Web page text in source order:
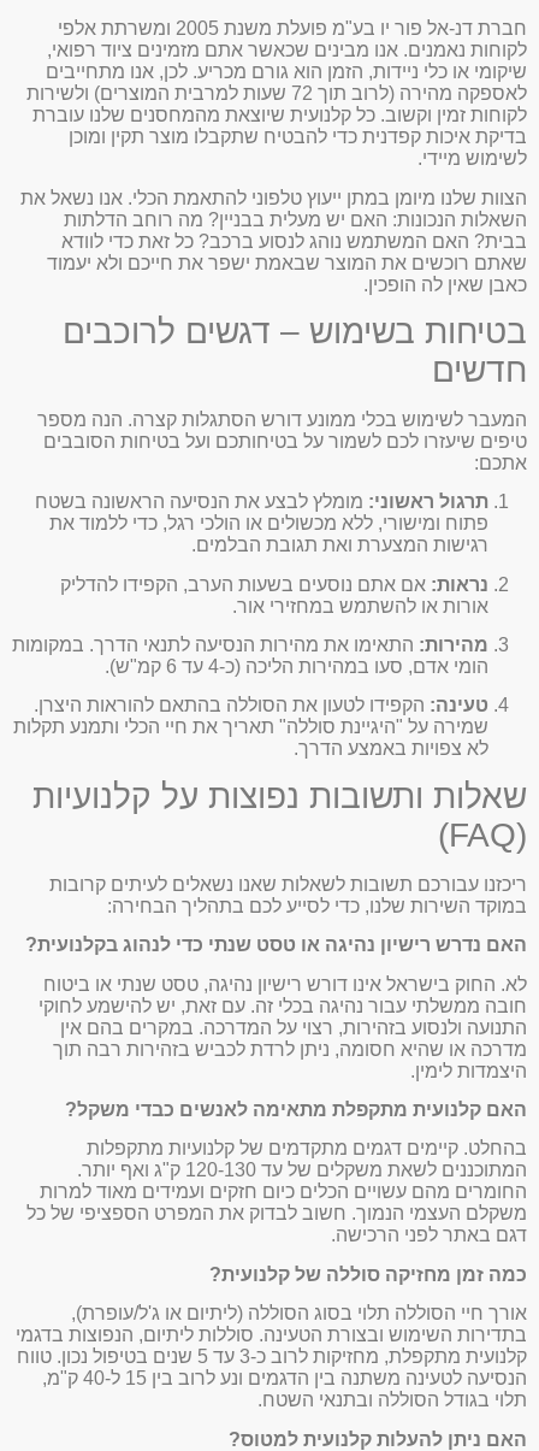
חברת דנ-אל פור יו בע"מ פועלת משנת 2005 ומשרתת אלפי
לקוחות נאמנים. אנו מבינים שכאשר אתם מזמינים ציוד רפואי,
שיקומי או כלי ניידות, הזמן הוא גורם מכריע. לכן, אנו מתחייבים
לאספקה מהירה (לרוב תוך 72 שעות למרבית המוצרים) ולשירות
לקוחות זמין וקשוב. כל קלנועית שיוצאת מהמחסנים שלנו עוברת
בדיקת איכות קפדנית כדי להבטיח שתקבלו מוצר תקין ומוכן
לשימוש מיידי.
הצוות שלנו מיומן במתן ייעוץ טלפוני להתאמת הכלי. אנו נשאל את
השאלות הנכונות: האם יש מעלית בבניין? מה רוחב הדלתות
בבית? האם המשתמש נוהג לנסוע ברכב? כל זאת כדי לוודא
שאתם רוכשים את המוצר שבאמת ישפר את חייכם ולא יעמוד
כאבן שאין לה הופכין.
בטיחות בשימוש – דגשים לרוכבים
חדשים
המעבר לשימוש בכלי ממונע דורש הסתגלות קצרה. הנה מספר
טיפים שיעזרו לכם לשמור על בטיחותכם ועל בטיחות הסובבים
אתכם:
תרגול ראשוני: מומלץ לבצע את הנסיעה הראשונה בשטח
פתוח ומישורי, ללא מכשולים או הולכי רגל, כדי ללמוד את
רגישות המצערת ואת תגובת הבלמים.
נראות: אם אתם נוסעים בשעות הערב, הקפידו להדליק
אורות או להשתמש במחזירי אור.
מהירות: התאימו את מהירות הנסיעה לתנאי הדרך. במקומות
הומי אדם, סעו במהירות הליכה (כ-4 עד 6 קמ"ש).
טעינה: הקפידו לטעון את הסוללה בהתאם להוראות היצרן.
שמירה על "היגיינת סוללה" תאריך את חיי הכלי ותמנע תקלות
לא צפויות באמצע הדרך.
שאלות ותשובות נפוצות על קלנועיות
(FAQ)
ריכזנו עבורכם תשובות לשאלות שאנו נשאלים לעיתים קרובות
במוקד השירות שלנו, כדי לסייע לכם בתהליך הבחירה:
האם נדרש רישיון נהיגה או טסט שנתי כדי לנהוג בקלנועית?
לא. החוק בישראל אינו דורש רישיון נהיגה, טסט שנתי או ביטוח
חובה ממשלתי עבור נהיגה בכלי זה. עם זאת, יש להישמע לחוקי
התנועה ולנסוע בזהירות, רצוי על המדרכה. במקרים בהם אין
מדרכה או שהיא חסומה, ניתן לרדת לכביש בזהירות רבה תוך
היצמדות לימין.
האם קלנועית מתקפלת מתאימה לאנשים כבדי משקל?
בהחלט. קיימים דגמים מתקדמים של קלנועיות מתקפלות
המתוכננים לשאת משקלים של עד 120-130 ק"ג ואף יותר.
החומרים מהם עשויים הכלים כיום חזקים ועמידים מאוד למרות
משקלם העצמי הנמוך. חשוב לבדוק את המפרט הספציפי של כל
דגם באתר לפני הרכישה.
כמה זמן מחזיקה סוללה של קלנועית?
אורך חיי הסוללה תלוי בסוג הסוללה (ליתיום או ג'ל/עופרת),
בתדירות השימוש ובצורת הטעינה. סוללות ליתיום, הנפוצות בדגמי
קלנועית מתקפלת, מחזיקות לרוב כ-3 עד 5 שנים בטיפול נכון. טווח
הנסיעה לטעינה משתנה בין הדגמים ונע לרוב בין 15 ל-40 ק"מ,
תלוי בגודל הסוללה ובתנאי השטח.
האם ניתן להעלות קלנועית למטוס?